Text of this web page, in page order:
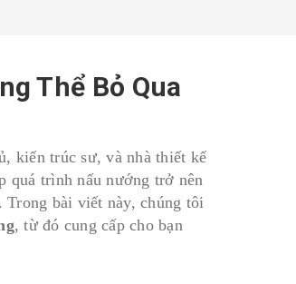
Thể Bỏ Qua
kiến trúc sư, và nhà thiết kế
quá trình nấu nướng trở nên
Trong bài viết này, chúng tôi
, từ đó cung cấp cho bạn